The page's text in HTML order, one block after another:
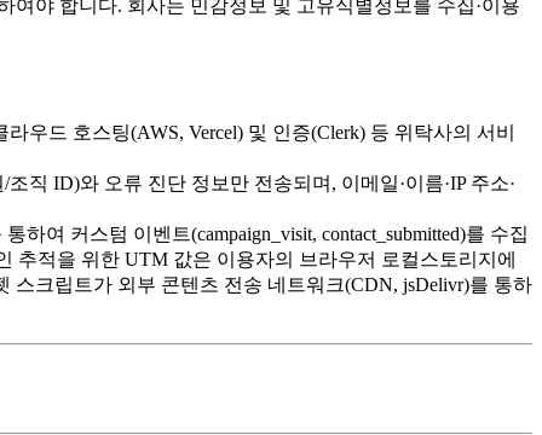
야 합니다. 회사는 민감정보 및 고유식별정보를 수집·이용
우드 호스팅(AWS, Vercel) 및 인증(Clerk) 등 위탁사의 서비
직 ID)와 오류 진단 정보만 전송되며, 이메일·이름·IP 주소·
여 커스텀 이벤트(campaign_visit, contact_submitted)를 수집
추적을 위한 UTM 값은 이용자의 브라우저 로컬스토리지에
스크립트가 외부 콘텐츠 전송 네트워크(CDN, jsDelivr)를 통하